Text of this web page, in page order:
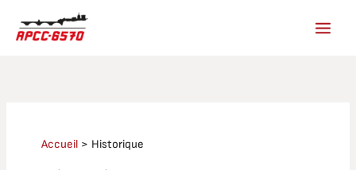
Accueil Historique